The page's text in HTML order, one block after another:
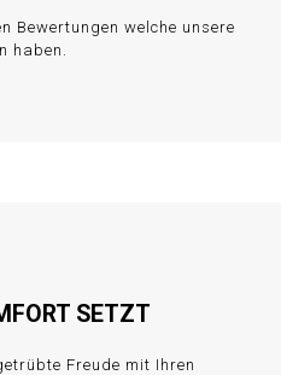
Bewertungen welche unsere
haben.
SETZT
Freude mit Ihren